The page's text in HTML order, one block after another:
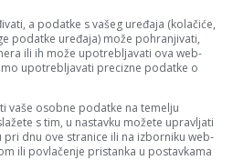
a podatke s vašeg uređaja (kolačiće,
podatke uređaja) može pohranjivati,
ili ih može upotrebljavati ova web-
upotrebljavati precizne podatke o
vaše osobne podatke na temelju
s tim, u nastavku možete upravljati
dnu ove stranice ili na izborniku web-
ili povlačenje pristanka u postavkama